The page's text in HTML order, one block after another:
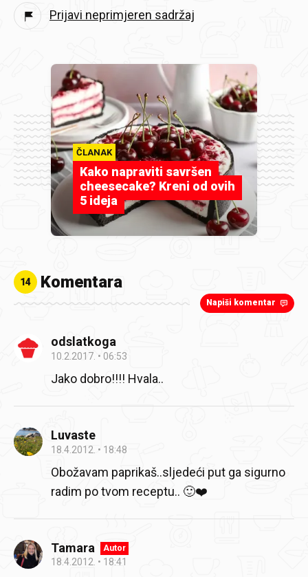
Prijavi neprimjeren sadržaj
ČLANAK
Kako napraviti savršen
cheesecake? Kreni od ovih
5 ideja
14 Komentara
Napiši komentar
odslatkoga
10.2.2017. 06:53
Jako dobro!!!! Hvala..
Luvaste
18.4.2012. 18:48
Obožavam paprikaš..sljedeći put ga sigurno
radim po tvom receptu.. 🙂❤️
Tamara Autor
18.4.2012. 18:41